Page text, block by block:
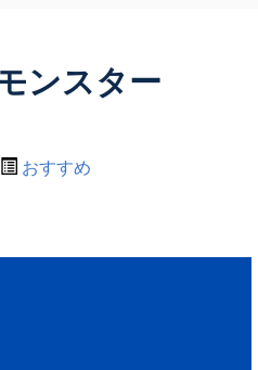
ンスター
おすすめ